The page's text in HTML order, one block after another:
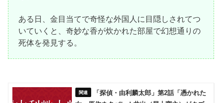
ある日、金目当てで奇怪な外国人に目隠しされてつ
いていくと、奇妙な香が炊かれた部屋で幻想通りの
死体を発見する。
「探偵・由利麟太郎」第2話「憑かれた